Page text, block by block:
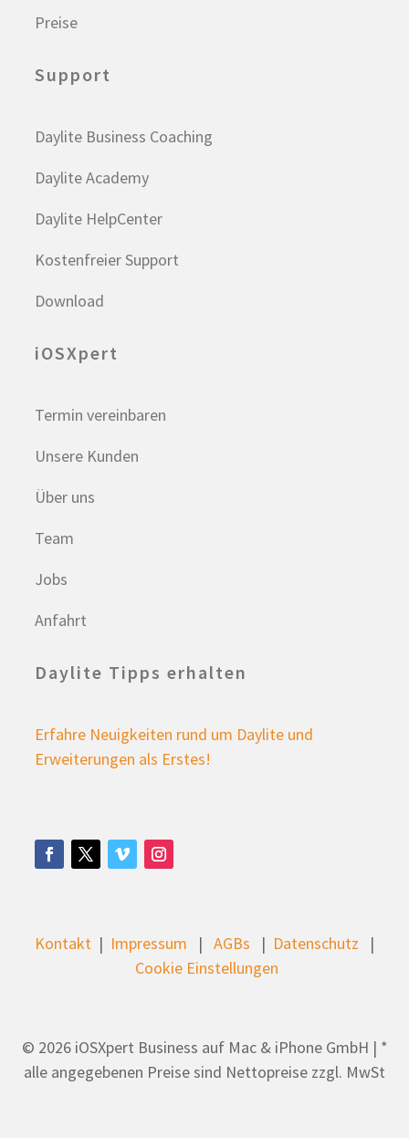
Preise
Support
Daylite Business Coaching
Daylite Academy
Daylite HelpCenter
Kostenfreier Support
Download
iOSXpert
Termin vereinbaren
Unsere Kunden
Über uns
Team
Jobs
Anfahrt
Daylite Tipps erhalten
Erfahre Neuigkeiten rund um Daylite und
Erweiterungen als Erstes!
Kontakt | Impressum | AGBs | Datenschutz |
Cookie Einstellungen
© 2026 iOSXpert Business auf Mac & iPhone GmbH | *
alle angegebenen Preise sind Nettopreise zzgl. MwSt